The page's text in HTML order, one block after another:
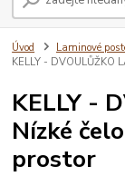
Úvod Laminové
KELLY - DVOULŮŽKO
KELLY -
Nízké
prostor